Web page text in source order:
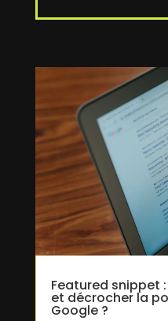
Featured snippet
et décrocher la
Google ?